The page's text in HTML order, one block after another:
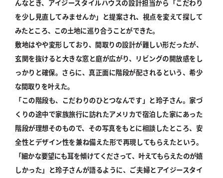
んなとき、アイジースタイルハウスの設計担当から「こだわり
を少し見直してみませんか」と提案され、視点を変えて探して
みたところ、この土地に巡り合うことができた。
敷地はやや変形しており、間取りの設計が難しい形だったが、
玄関を抜けると大きな窓と庭が広がり、リビングの開放感をし
っかりと確保。さらに、真正面に階段が配されるという、希少
な間取りを叶えた。
「この階段も、こだわりのひとつなんです」と玲子さん。家づ
くりの途中で家族旅行に訪れたアメリカで宿泊した家にあった
階段が理想そのもので、その写真をもとに相談したところ、安
全性とデザイン性を兼ね備えた形で再現してもらえたという。
「細かな要望にも耳を傾けてくださって、叶えてもらえたのが嬉
しかった」と玲子さんが語るように、ご夫婦とアイジースタイ